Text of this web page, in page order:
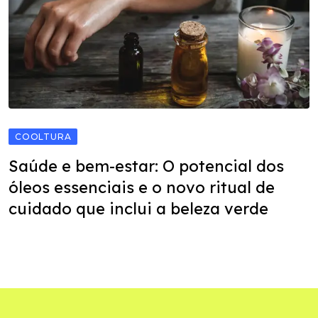
COOLTURA
Saúde e bem-estar: O potencial dos
óleos essenciais e o novo ritual de
cuidado que inclui a beleza verde